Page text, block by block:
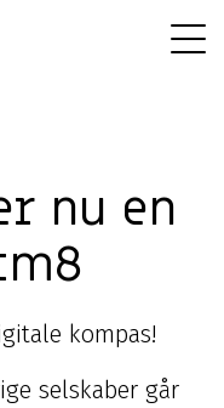
nu en
kompas!
selskaber går